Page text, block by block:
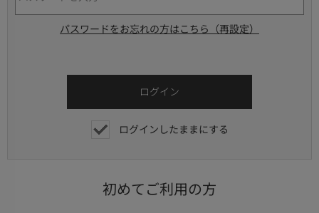
パスワードをお忘れの方はこちら（再設定）
ログインしたままにする
初めてご利用の方